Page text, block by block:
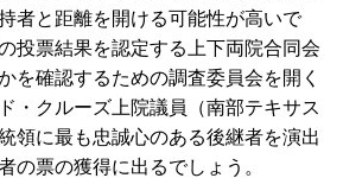
者と距離を開ける可能性が高いで
投票結果を認定する上下両院合同会
を確認するための調査委員会を開く
・クルーズ上院議員（南部テキサス
領に最も忠誠心のある後継者を演出
の票の獲得に出るでしょう。